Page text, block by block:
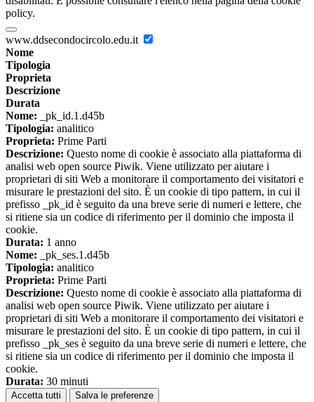
policy.
www.ddsecondocircolo.edu.it
Nome
Tipologia
Proprieta
Descrizione
Durata
Nome: _pk_id.1.d45b
Tipologia: analitico
Proprieta: Prime Parti
Descrizione: Questo nome di cookie è associato alla piattaforma di
analisi web open source Piwik. Viene utilizzato per aiutare i
proprietari di siti Web a monitorare il comportamento dei visitatori e
misurare le prestazioni del sito. È un cookie di tipo pattern, in cui il
prefisso _pk_id è seguito da una breve serie di numeri e lettere, che
si ritiene sia un codice di riferimento per il dominio che imposta il
cookie.
Durata: 1 anno
Nome: _pk_ses.1.d45b
Tipologia: analitico
Proprieta: Prime Parti
Descrizione: Questo nome di cookie è associato alla piattaforma di
analisi web open source Piwik. Viene utilizzato per aiutare i
proprietari di siti Web a monitorare il comportamento dei visitatori e
misurare le prestazioni del sito. È un cookie di tipo pattern, in cui il
prefisso _pk_ses è seguito da una breve serie di numeri e lettere, che
si ritiene sia un codice di riferimento per il dominio che imposta il
cookie.
Durata: 30 minuti
Accetta tutti Salva le preferenze